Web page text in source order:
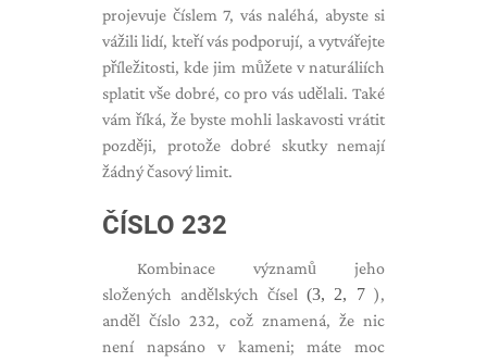
projevuje číslem 7, vás naléhá, ​​abyste si
vážili lidí, kteří vás podporují, a vytvářejte
příležitosti, kde jim můžete v naturáliích
splatit vše dobré, co pro vás udělali. Také
vám říká, že byste mohli laskavosti vrátit
později, protože dobré skutky nemají
žádný časový limit.
ČÍSLO 232
Kombinace významů jeho
složených andělských čísel (3, 2, 7 ),
anděl číslo 232, což znamená, že nic
není napsáno v kameni; máte moc